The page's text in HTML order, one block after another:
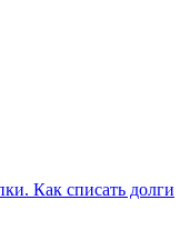
Как списать долги